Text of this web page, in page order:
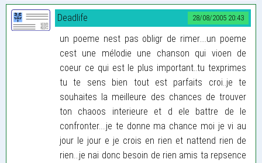
28/08/2005 20:43
Deadlife
un poeme nest pas obligr de rimer....un poeme
cest une mélodie une chanson qui vioen de
coeur ce qui est le plus important..tu texprimes
tu te sens bien tout est parfaits croi..je te
souhaites la meilleure des chances de trouver
ton chaoos interieure et d ele battre de le
confronter....je te donne ma chance moi je vi au
jour le jour e je crois en rien et nattend rien de
rien...je nai donc besoin de rien amis ta repsence